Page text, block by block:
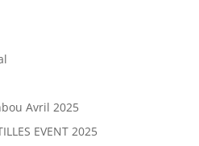
Avril 2025
EVENT 2025